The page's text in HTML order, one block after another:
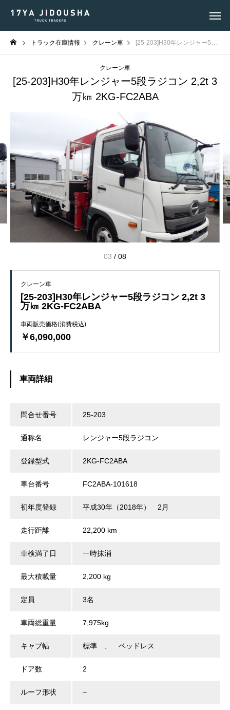
トラック在庫情報 クレーン車 [25-203]H30年レンジャー5段ラジコン 2,2t 3万㎞ 2KG-FC2ABA
クレーン車
[25-203]H30年レンジャー5段ラジコン 2,2t 3
万㎞ 2KG-FC2ABA
03 / 08
クレーン車
[25-203]H30年レンジャー5段ラジコン 2,2t 3
万㎞ 2KG-FC2ABA
車両販売価格(消費税込)
￥6,090,000
車両詳細
問合せ番号 25-203
通称名 レンジャー5段ラジコン
登録型式 2KG-FC2ABA
車台番号 FC2ABA-101618
初年度登録 平成30年（2018年） 2月
走行距離 22,200 km
車検満了日 一時抹消
最大積載量 2,200 kg
定員 3名
車両総重量 7,975kg
キャブ幅 標準 、 ベッドレス
ドア数 2
ルーフ形状 –